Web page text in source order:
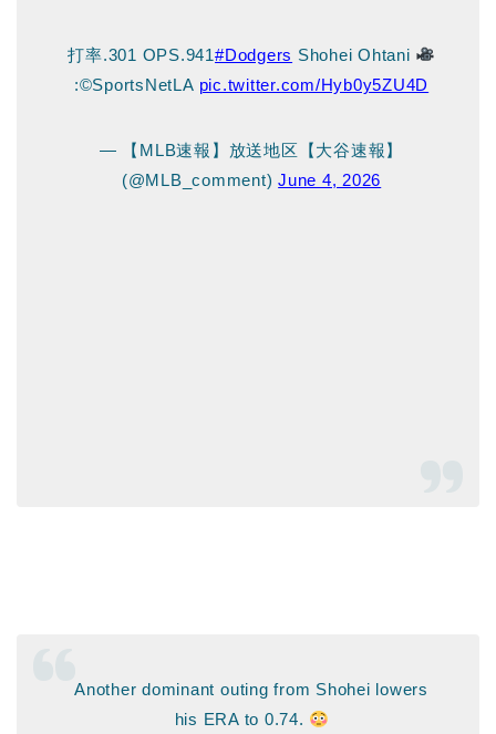
打率.301 OPS.941#Dodgers Shohei Ohtani
:©SportsNetLA pic.twitter.com/Hyb0y5ZU4D
— 【MLB速報】放送地区【大谷速報】
(@MLB_comment)June 4, 2026
Another dominant outing from Shohei lowers
his ERA to 0.74.